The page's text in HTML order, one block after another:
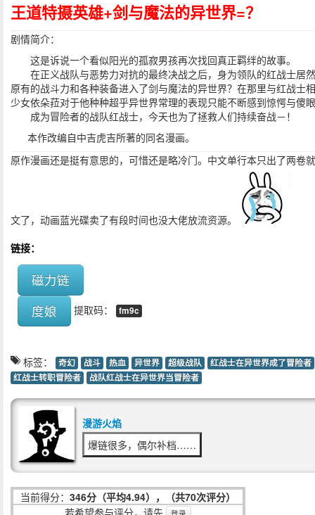
王道特摄英雄+剑与魔法的异世界=？
剧情简介：
这是诉说一个看似阳光的孤寂男孩再次找回真正羁绊的故事。
在正义战队与恶势力对抗的最终决战之后，身为领队的红战士居
原有的战斗力和各种装备进入了剑与魔法的异世界？在那里与红战士
少女依朵菈对于他种种超乎异世界常理的表现只能不断感到惊愕与傻
成为冒险者的战队红战士，今天也为了拯救人们持续奋战－！
本作改编自中吉虎吉所著的同名漫画。
原作漫画还是挺有意思的，可惜还是略冷门。中文单行本只出了两卷
文了，动画蓝光碟卖了有段时间也没大佬放流资源。
链接：
磁力链
度娘
提取码： fm9c
标签： 奇幻 战斗 热血 异世界 超级战队
红战士在异世界成了冒险者
红战士转职冒险者
战队红战士在异世界当冒险者
漫游火焰
爆链很多，偶尔补档……
当前得分： 346分（平均4.94），（共70次评分）
若希望参与评分，请先